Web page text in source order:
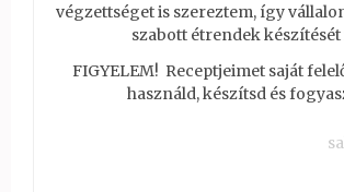
végzettséget is szereztem, így
szabott étrendek készítését
FIGYELEM! Receptjeimet saját
használd, készítsd és